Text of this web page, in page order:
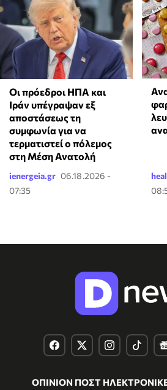
Οι πρόεδροι ΗΠΑ και
Ιράν υπέγραψαν εξ
αποστάσεως τη
συμφωνία για να
τερματιστεί ο πόλεμος
στη Μέση Ανατολή
ienergeia.gr 06.18.2026 -
07:35
ΟΠΙΝΙΟΝ ΠΟΣΤ